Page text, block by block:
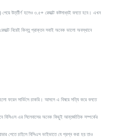
উর্ত্তীর্ণ হলেও ৩.৫+ রেজাল্ট কষ্টসাধ্যই বলতে হবে। এখন
নিয়েই কিন্তু প্রাক্তন সবাই অনেক ভালো অবস্থানে
ফরেন সার্ভিসে চাকরি। আসলে এ বিষয়ে সত্যি করে বলতে
বিসিএস এর সিলেবাসের অনেক কিছুই আন্তর্জাতিক সম্পর্কের
পেতে চাইলে বিসিএস ভাইভাতে যে প্রশ্ন করা হয় তাও